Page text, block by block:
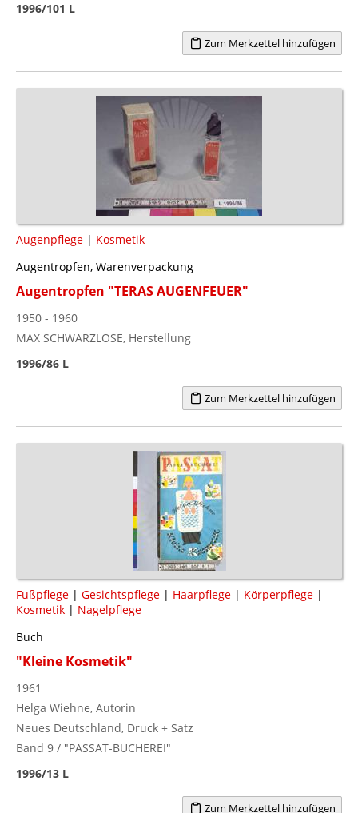
1996/101 L
Zum Merkzettel hinzufügen
Augenpflege | Kosmetik
Augentropfen, Warenverpackung
Augentropfen "TERAS AUGENFEUER"
1950 - 1960
MAX SCHWARZLOSE, Herstellung
1996/86 L
Zum Merkzettel hinzufügen
Fußpflege | Gesichtspflege | Haarpflege | Körperpflege |
Kosmetik | Nagelpflege
Buch
"Kleine Kosmetik"
1961
Helga Wiehne, Autorin
Neues Deutschland, Druck + Satz
Band 9 / "PASSAT-BÜCHEREI"
1996/13 L
Zum Merkzettel hinzufügen